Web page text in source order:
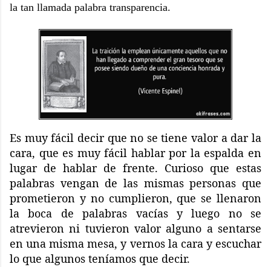
la tan llamada palabra transparencia.
Es muy fácil decir que no se tiene valor a dar la
cara, que es muy fácil hablar por la espalda en
lugar de hablar de frente. Curioso que estas
palabras vengan de las mismas personas que
prometieron y no cumplieron, que se llenaron
la boca de palabras vacías y luego no se
atrevieron ni tuvieron valor alguno a sentarse
en una misma mesa, y vernos la cara y escuchar
lo que algunos teníamos que decir.